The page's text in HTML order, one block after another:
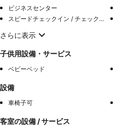
ビジネスセンター
スピードチェックイン / チェックアウト
さらに表示
子供用設備・サービス
ベビーベッド
設備
車椅子可
客室の設備 / サービス